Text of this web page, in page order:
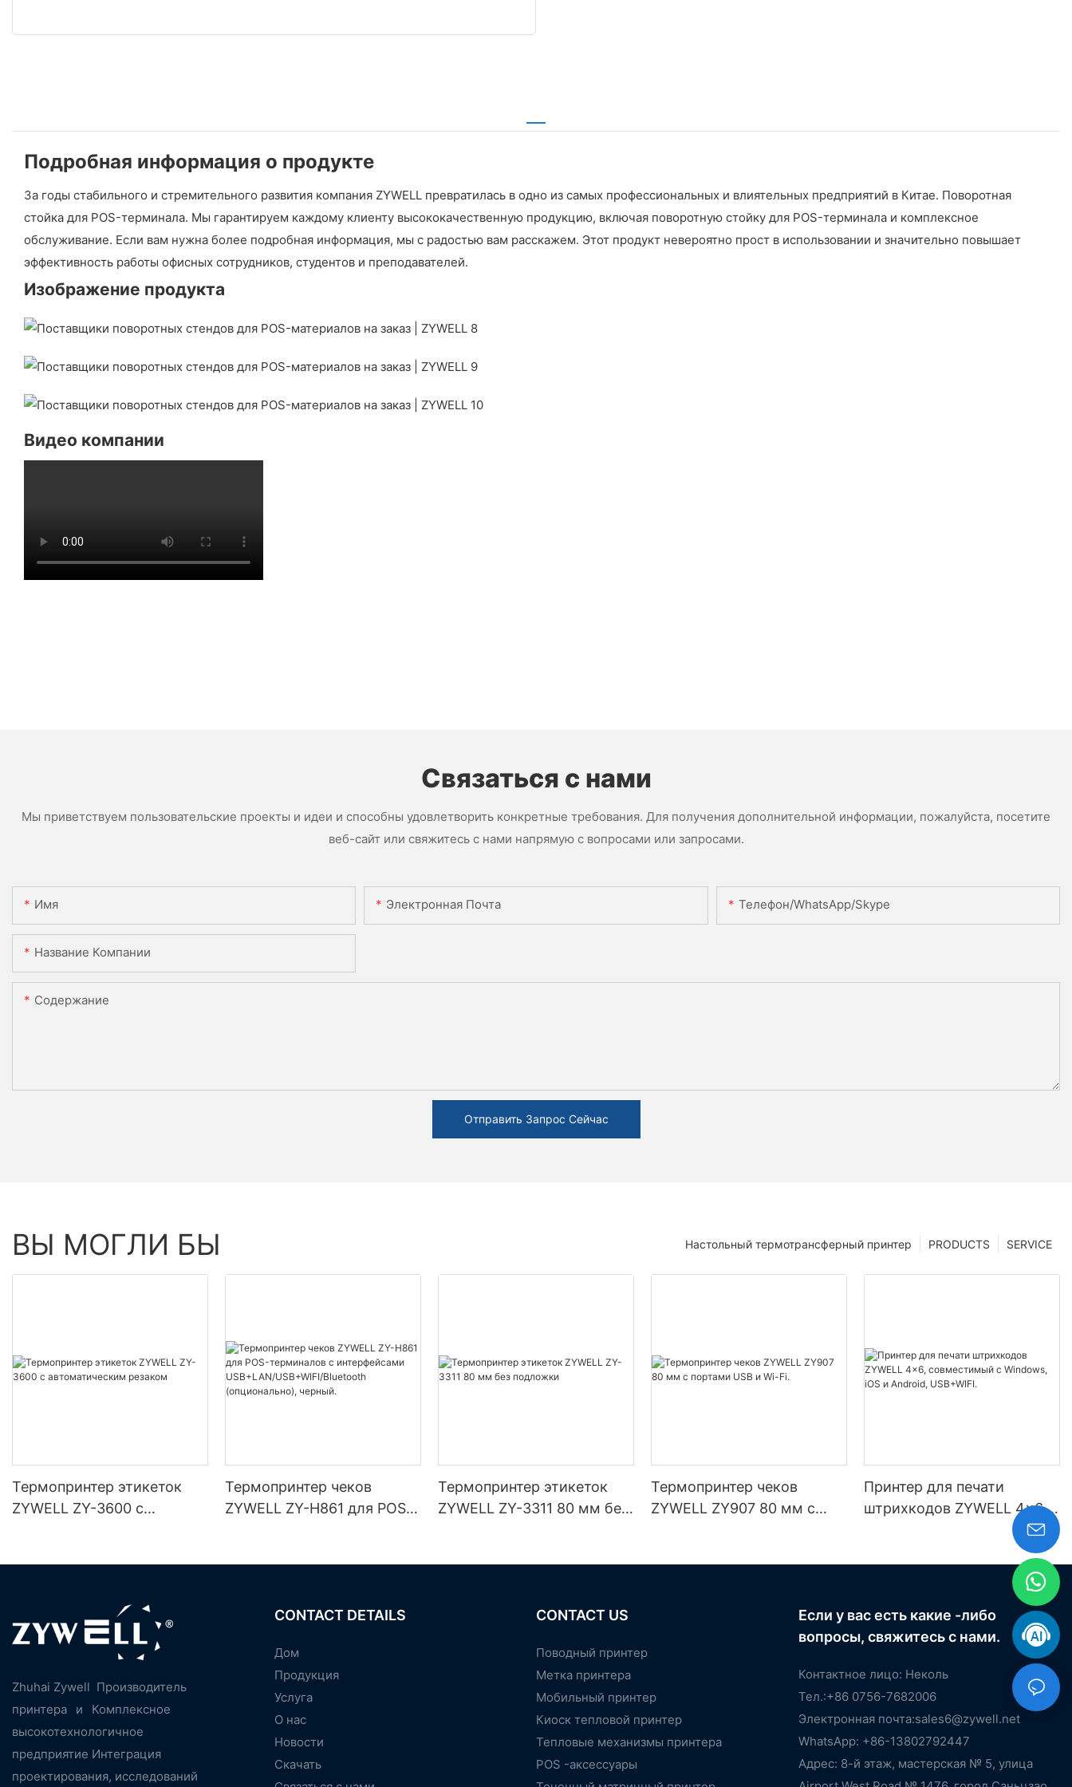
Подробная информация о продукте
За годы стабильного и стремительного развития компания ZYWELL превратилась в одно из самых профессиональных и влиятельных предприятий в Китае. Поворотная
стойка для POS-терминала. Мы гарантируем каждому клиенту высококачественную продукцию, включая поворотную стойку для POS-терминала и комплексное
обслуживание. Если вам нужна более подробная информация, мы с радостью вам расскажем. Этот продукт невероятно прост в использовании и значительно повышает
эффективность работы офисных сотрудников, студентов и преподавателей.
Изображение продукта
Видео компании
Связаться с нами
Мы приветствуем пользовательские проекты и идеи и способны удовлетворить конкретные требования. Для получения дополнительной информации, пожалуйста, посетите
веб-сайт или свяжитесь с нами напрямую с вопросами или запросами.
Имя Электронная Почта Телефон/WhatsApp/Skype
Название Компании
Содержание
Отправить Запрос Сейчас
ВЫ МОГЛИ БЫ SERVICE
PRODUCTS
Настольный термотрансферный принтер
Термопринтер этикеток
ZYWELL ZY-3600 с
Термопринтер чеков
ZYWELL ZY-H861 для POS-
Термопринтер этикеток
ZYWELL ZY-3311 80 мм без
Термопринтер чеков
ZYWELL ZY907 80 мм с
Принтер для печати
штрихкодов ZYWELL 4x6,
совместимый с Windows,
iOS и Android, USB+WIFI.
Zhuhai Zywell Производитель
принтера
и
Комплексное
высокотехнологичное
предприятие Интеграция
проектирования, исследований
CONTACT DETAILS
Дом
Продукция
Услуга
О нас
Новости
Скачать
CONTACT US
Поводный принтер
Метка принтера
Мобильный принтер
Киоск тепловой принтер
Тепловые механизмы принтера
POS -аксессуары
Если у вас есть какие -либо
вопросы, свяжитесь с нами.
Контактное лицо: Неколь
Тел.:+86 0756-7682006
Электронная почта:sales6@zywell.net
WhatsApp: +86-13802792447
Адрес: 8-й этаж, мастерская № 5, улица